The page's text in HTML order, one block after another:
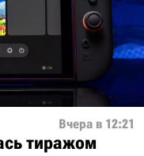
Вчера в 12:21
тиражом